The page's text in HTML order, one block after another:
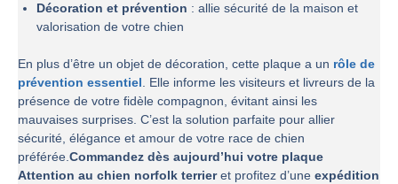
Décoration et prévention : allie sécurité de la maison et
valorisation de votre chien
En plus d’être un objet de décoration, cette plaque a un rôle de
prévention essentiel. Elle informe les visiteurs et livreurs de la
présence de votre fidèle compagnon, évitant ainsi les
mauvaises surprises. C’est la solution parfaite pour allier
sécurité, élégance et amour de votre race de chien
préférée.Commandez dès aujourd’hui votre plaque
Attention au chien norfolk terrieret profitez d’une expédition